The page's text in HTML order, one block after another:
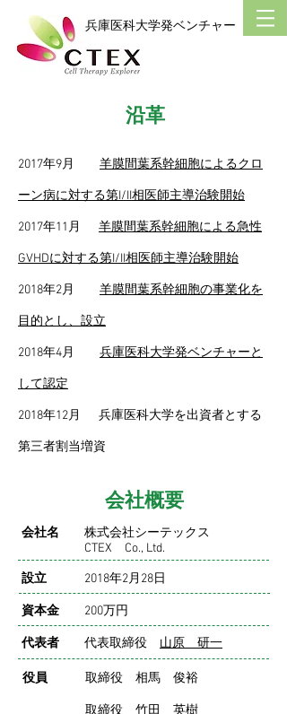
​兵庫医科大学発ベンチャー
沿革
2017年9月 羊膜間葉系幹細胞によるクロ
ーン病に対する第I/II相医師主導治験開始
2017年11月 羊膜間葉系幹細胞による急性
GVHDに対する第I/II相医師主導治験開始
2018年2月 羊膜間葉系幹細胞の事業化を
目的とし、設立
2018年4月 兵庫医科大学発ベンチャーと
して認定
2018年12月 兵庫医科大学を出資者とする
第三者割当増資
会社概要
会社名 株式会社シーテックス
CTEX Co., Ltd.
設立 2018年2月28日
資本金 200万円
代表者 代表取締役 山原 研一
役員 取締役 相馬 俊裕
取締役 竹田 英樹